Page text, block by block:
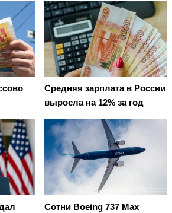
Средняя зарплата в России
выросла на 12% за год
Сотни Boeing 737 Max